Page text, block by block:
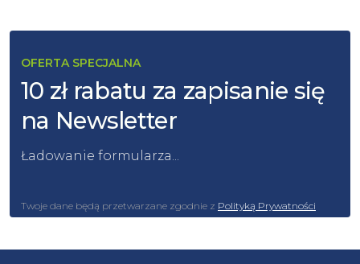
OFERTA SPECJALNA
10 zł rabatu za zapisanie się
na Newsletter
Ładowanie formularza...
Twoje dane będą przetwarzane zgodnie z Polityką Prywatności